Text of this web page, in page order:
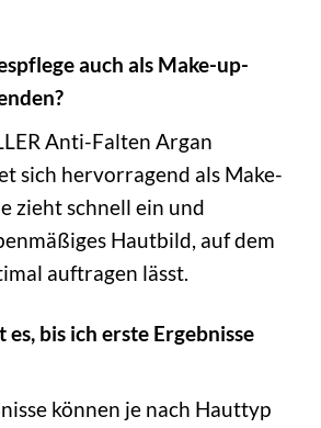
auch als Make-up-
Anti-Falten Argan
sich hervorragend als Make-
zieht schnell ein und
Hautbild, auf dem
auftragen lässt.
bis ich erste Ergebnisse
können je nach Hauttyp